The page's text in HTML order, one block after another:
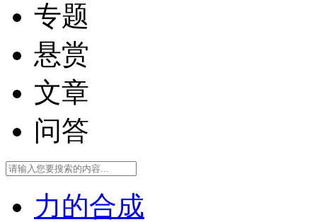
专题
悬赏
文章
问答
力的合成